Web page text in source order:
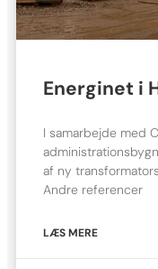
Energinet i
I samarbejde med
af ny
Andre referencer
LÆS MERE